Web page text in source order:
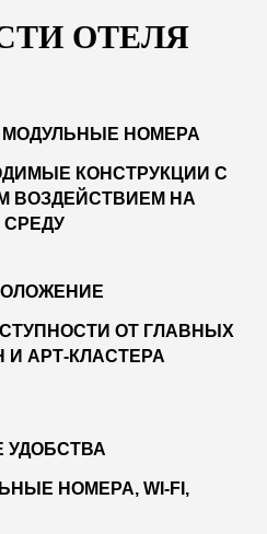
ОТЕЛЯ
НОМЕРА
КОНСТРУКЦИИ С
ВОЗДЕЙСТВИЕМ НА
ОТ ГЛАВНЫХ
И АРТ-КЛАСТЕРА
НОМЕРА, WI-FI,